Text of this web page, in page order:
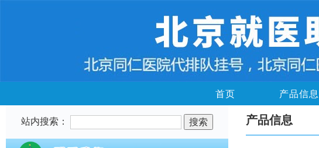
首页 产品信息
站内搜索： 产品信息